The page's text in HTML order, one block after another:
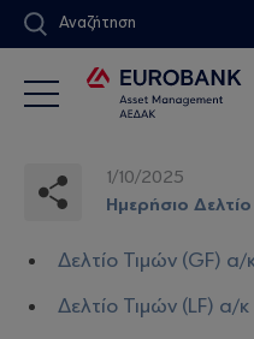
Αναζήτηση
1/10/2025
Ημερήσιο
Δελτίο Τιμών (GF)
Δελτίο Τιμών (LF) α/